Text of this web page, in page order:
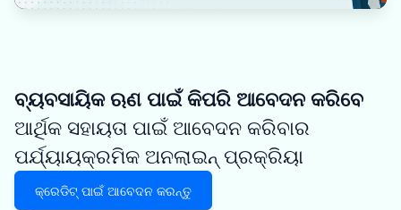
ବ୍ୟବସାୟିକ ଋଣ ପାଇଁ କିପରି ଆବେଦନ କରିବେ
ଆର୍ଥିକ ସହାୟତା ପାଇଁ ଆବେଦନ କରିବାର
ପର୍ଯ୍ୟାୟକ୍ରମିକ ଅନଲାଇନ୍ ପ୍ରକ୍ରିୟା
କ୍ରେଡିଟ୍ ପାଇଁ ଆବେଦନ କରନ୍ତୁ